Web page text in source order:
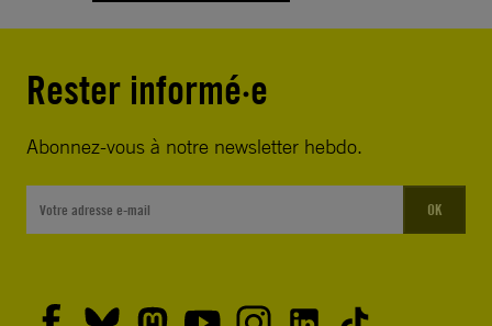
Rester informé·e
Abonnez-vous à notre newsletter hebdo.
OK